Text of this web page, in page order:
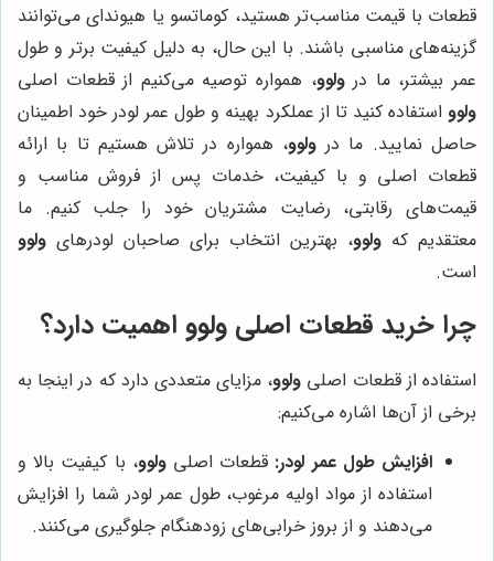
قطعات با قیمت مناسب‌تر هستید، کوماتسو یا هیوندای می‌توانند
گزینه‌های مناسبی باشند. با این حال، به دلیل کیفیت برتر و طول
عمر بیشتر، ما درولوو، همواره توصیه می‌کنیم از قطعات اصلی
ولوو استفاده کنید تا از عملکرد بهینه و طول عمر لودر خود اطمینان
حاصل نمایید. ما درولوو، همواره در تلاش هستیم تا با ارائه
قطعات اصلی و با کیفیت، خدمات پس از فروش مناسب و
قیمت‌های رقابتی، رضایت مشتریان خود را جلب کنیم. ما
معتقدیم که ولوو، بهترین انتخاب برای صاحبان لودرهای ولوو
است.
چرا خرید قطعات اصلی ولوو اهمیت دارد؟
استفاده از قطعات اصلی ولوو، مزایای متعددی دارد که در اینجا به
برخی از آن‌ها اشاره می‌کنیم:
افزایش طول عمر لودر: قطعات اصلیولوو، با کیفیت بالا و
استفاده از مواد اولیه مرغوب، طول عمر لودر شما را افزایش
می‌دهند و از بروز خرابی‌های زودهنگام جلوگیری می‌کنند.